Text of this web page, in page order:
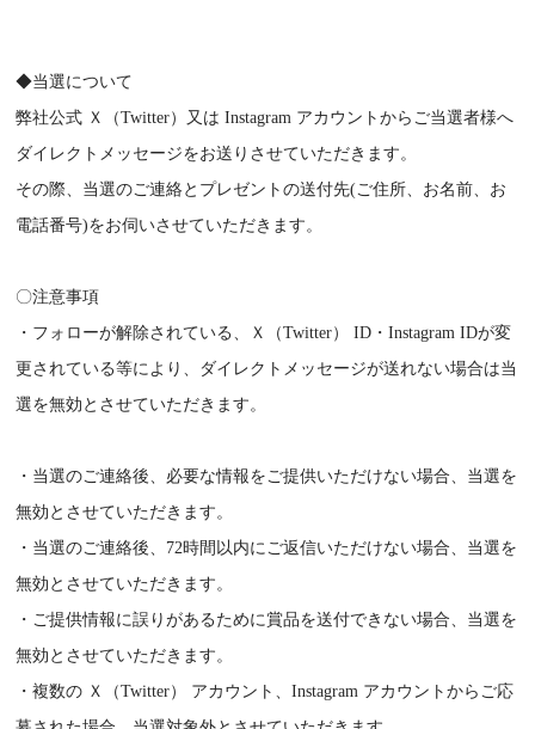
◆当選について
弊社公式 Ｘ（Twitter）又は Instagram アカウントからご当選者様へ
ダイレクトメッセージをお送りさせていただきます。
その際、当選のご連絡とプレゼントの送付先(ご住所、お名前、お
電話番号)をお伺いさせていただきます。
〇注意事項
・フォローが解除されている、Ｘ（Twitter） ID・Instagram IDが変
更されている等により、ダイレクトメッセージが送れない場合は当
選を無効とさせていただきます。
・当選のご連絡後、必要な情報をご提供いただけない場合、当選を
無効とさせていただきます。
・当選のご連絡後、72時間以内にご返信いただけない場合、当選を
無効とさせていただきます。
・ご提供情報に誤りがあるために賞品を送付できない場合、当選を
無効とさせていただきます。
・複数の Ｘ（Twitter） アカウント、Instagram アカウントからご応